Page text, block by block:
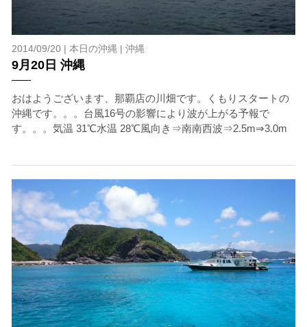
2014/09/20 | 本日の沖縄 | 沖縄
9月20日 沖縄
おはようございます、那覇店の川畑です。くもりスタートの
沖縄です。。。台風16号の影響により波が上がる予報で
す。。。気温 31℃水温 28℃風向き⇒南南西波⇒2.5m⇒3.0m